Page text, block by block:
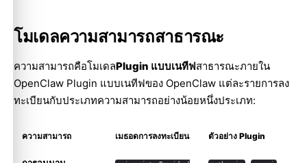
โมเดลความสามารถสาธารณะ
ความสามารถคือโมเดลPlugin แบบเนทีฟสาธารณะภายใน
OpenClaw Plugin แบบเนทีฟของ OpenClaw แต่ละรายการลง
ทะเบียนกับประเภทความสามารถอย่างน้อยหนึ่งประเภท:
ความสามารถ เมธอดการลงทะเบียน ตัวอย่าง Plugin